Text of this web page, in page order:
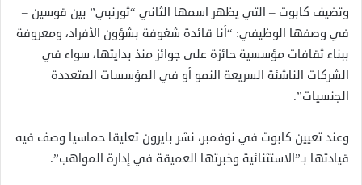
وتضيف كابوت – التي يظهر اسمها الثاني “ثورنبي” بين قوسين –
في وصفها الوظيفي: “أنا قائدة شغوفة بشؤون الأفراد، ومعروفة
ببناء ثقافات مؤسسية حائزة على جوائز منذ بدايتها، سواء في
الشركات الناشئة السريعة النمو أو في المؤسسات المتعددة
الجنسيات”.
وعند تعيين كابوت في نوفمبر، نشر بايرون تعليقا حماسيا وصف فيه
قيادتها بـ”الاستثنائية وخبرتها العميقة في إدارة المواهب”.